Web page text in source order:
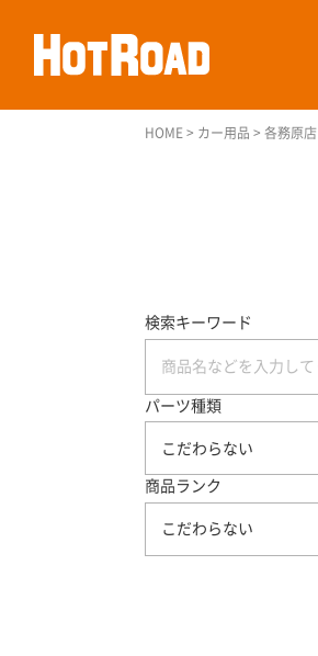
HOME > カー用品 > 各務原店
検索キーワード
パーツ種類
こだわらない
商品ランク
こだわらない